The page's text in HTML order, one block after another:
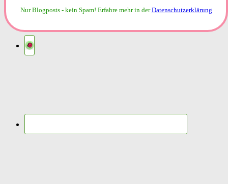
Nur Blogposts - kein Spam! Erfahre mehr in derDatenschutzerklärung